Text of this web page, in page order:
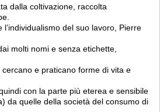
dalla coltivazione, raccolta
del suo lavoro, Pierre
molti nomi e senza etichette,
e praticano forme di vita e
con la parte più eterea e sensibile
da quelle della società del consumo di